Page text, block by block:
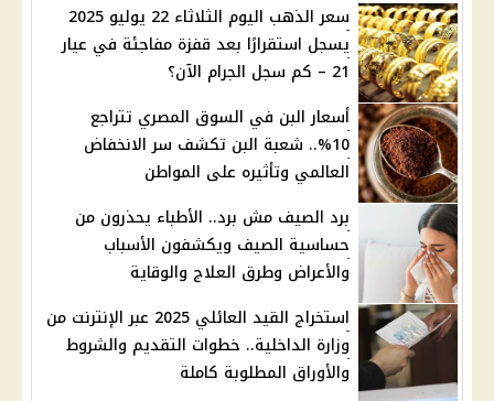
سعر الذهب اليوم الثلاثاء 22 يوليو 2025
يسجل استقرارًا بعد قفزة مفاجئة في عيار
21 – كم سجل الجرام الآن؟
أسعار البن في السوق المصري تتراجع
10%.. شعبة البن تكشف سر الانخفاض
العالمي وتأثيره على المواطن
برد الصيف مش برد.. الأطباء يحذرون من
حساسية الصيف ويكشفون الأسباب
والأعراض وطرق العلاج والوقاية
استخراج القيد العائلي 2025 عبر الإنترنت من
وزارة الداخلية.. خطوات التقديم والشروط
والأوراق المطلوبة كاملة